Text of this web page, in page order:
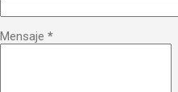
Mensaje *